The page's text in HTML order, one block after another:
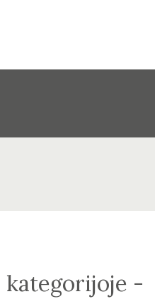
kategorijoje -